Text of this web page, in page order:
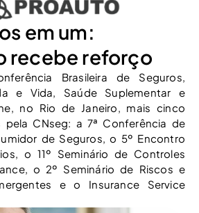
em um:
recebe reforço
Brasileira de Seguros,
e Vida, Saúde Suplementar e
no Rio de Janeiro, mais cinco
pela CNseg: a 7ª Conferência de
de Seguros, o 5º Encontro
o 11º Seminário de Controles
o 2º Seminário de Riscos e
e o Insurance Service